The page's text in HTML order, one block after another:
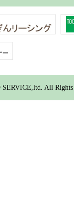
All Rights